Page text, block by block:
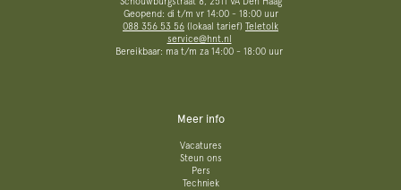
Geopend: di t/m vr 14:00 - 18:00 uur
088 356 53 56 (lokaal tarief) Teletolk
service@hnt.nl
Bereikbaar: ma t/m za 14:00 - 18:00 uur
Meer info
Vacatures
Steun ons
Pers
Techniek